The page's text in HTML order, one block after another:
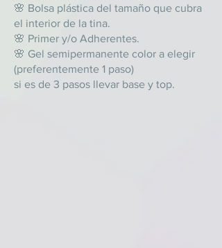
🌸 Bolsa plástica del tamaño que cubra
el interior de la tina.
🌸 Primer y/o Adherentes.
🌸 Gel semipermanente color a elegir
(preferentemente 1 paso)
si es de 3 pasos llevar base y top.